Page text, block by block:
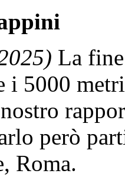
La
i 5000
però
Roma.